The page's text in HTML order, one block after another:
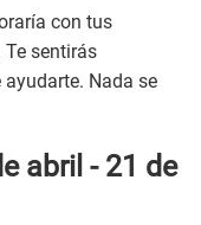
con tus
sentirás
Nada se
abril - 21 de